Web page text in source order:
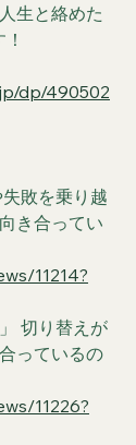
生と絡めた
dp/490502
失敗を乗り越
き合ってい
11214?
切り替えが
っているの
11226?